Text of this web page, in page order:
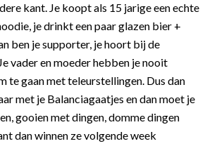
kant. Je koopt als 15 jarige een echte
je drinkt een paar glazen bier +
ben je supporter, je hoort bij de
vader en moeder hebben je nooit
te gaan met teleurstellingen. Dus dan
met je Balanciagaatjes en dan moet je
gooien met dingen, domme dingen
dan winnen ze volgende week